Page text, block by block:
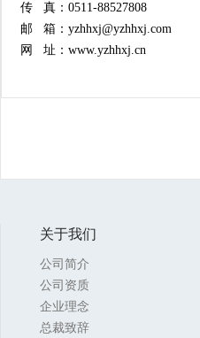
传 真：0511-88527808
邮 箱：yzhhxj@yzhhxj.com
网 址：www.yzhhxj.cn
关于我们
公司简介
公司资质
企业理念
总裁致辞